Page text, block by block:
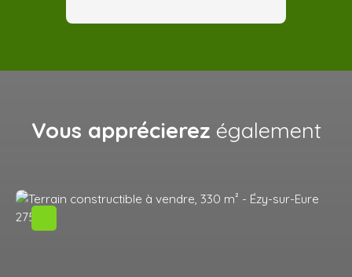
Vous apprécierez également